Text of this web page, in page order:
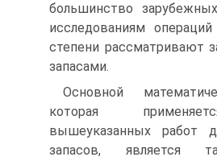
большинство
исследованиям
степени рассматривают
запасами.
Основной
которая
вышеуказанных работ
запасов, является